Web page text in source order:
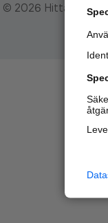
© 2026 Hitta.se